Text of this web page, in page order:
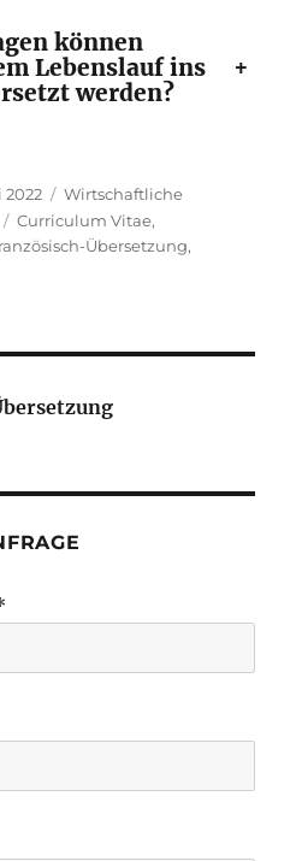
können
Lebenslauf ins
werden?
+
2022 Kategorien
Wirtschaftliche
Schlagwörter
Curriculum Vitae,
Übersetzung,